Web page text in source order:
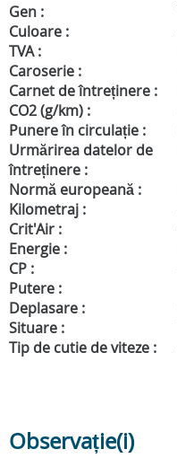
Gen :
Culoare :
TVA :
Caroserie :
Carnet de întreținere :
CO2 (g/km) :
Punere în circulație :
Urmărirea datelor de
întreținere :
Normă europeană :
Kilometraj :
Crit'Air :
Energie :
CP :
Putere :
Deplasare :
Situare :
Tip de cutie de viteze :
Observație(i)